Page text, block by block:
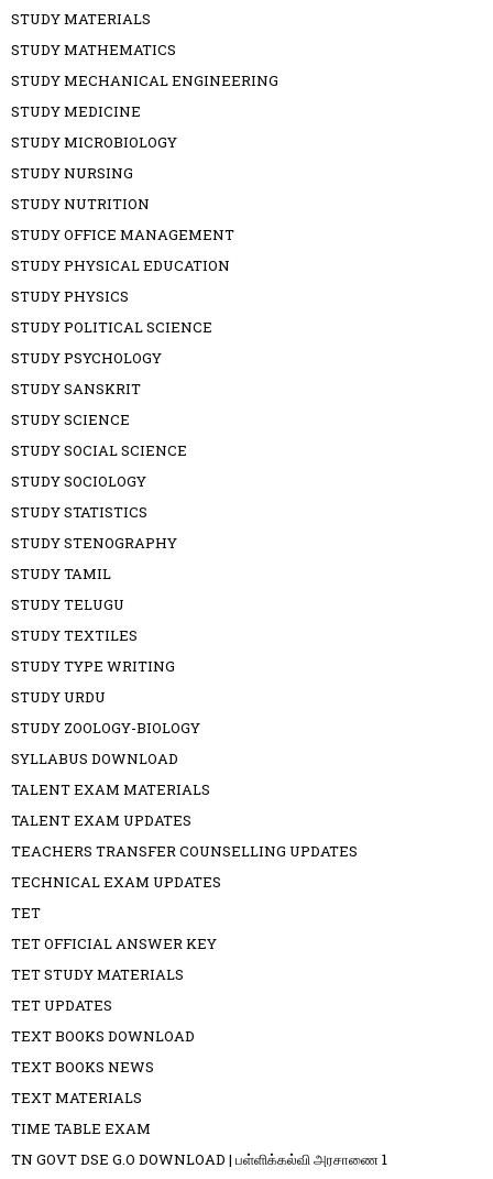
STUDY MATERIALS
STUDY MATHEMATICS
STUDY MECHANICAL ENGINEERING
STUDY MEDICINE
STUDY MICROBIOLOGY
STUDY NURSING
STUDY NUTRITION
STUDY OFFICE MANAGEMENT
STUDY PHYSICAL EDUCATION
STUDY PHYSICS
STUDY POLITICAL SCIENCE
STUDY PSYCHOLOGY
STUDY SANSKRIT
STUDY SCIENCE
STUDY SOCIAL SCIENCE
STUDY SOCIOLOGY
STUDY STATISTICS
STUDY STENOGRAPHY
STUDY TAMIL
STUDY TELUGU
STUDY TEXTILES
STUDY TYPE WRITING
STUDY URDU
STUDY ZOOLOGY-BIOLOGY
SYLLABUS DOWNLOAD
TALENT EXAM MATERIALS
TALENT EXAM UPDATES
TEACHERS TRANSFER COUNSELLING UPDATES
TECHNICAL EXAM UPDATES
TET
TET OFFICIAL ANSWER KEY
TET STUDY MATERIALS
TET UPDATES
TEXT BOOKS DOWNLOAD
TEXT BOOKS NEWS
TEXT MATERIALS
TIME TABLE EXAM
TN GOVT DSE G.O DOWNLOAD | பள்ளிக்கல்வி அரசாணை 1